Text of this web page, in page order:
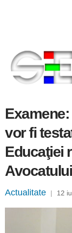
vor fi
Educaţiei
Actualitate | 12